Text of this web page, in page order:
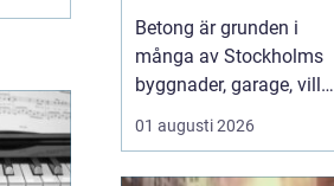
hållbara
konstruktioner
Betong är grunden i
många av Stockholms
byggnader, garage, villor
och industrifastigheter.
När man pratar om
01 augusti 2026